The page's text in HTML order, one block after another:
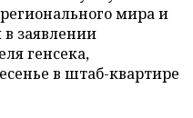
мира и
в заявлении
генсека,
в штаб-квартире